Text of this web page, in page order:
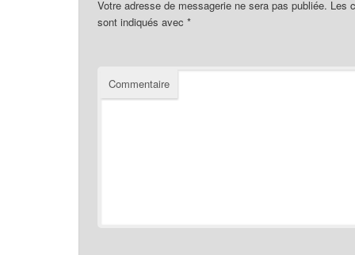
Votre adresse de messagerie ne sera pas publiée. Les
sont indiqués avec *
Commentaire